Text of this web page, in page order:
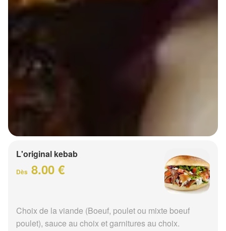
L'original kebab
Dès 8.00 €
Choix de la viande (Boeuf, poulet ou mixte boeuf
poulet), sauce au choix et garnitures au choix.